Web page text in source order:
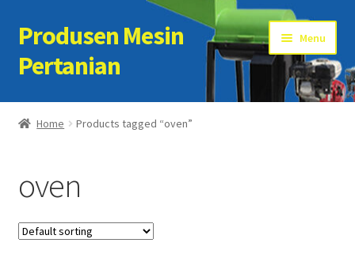
Skip
to
navigation
Skip
to
content
Produsen Mesin
Pertanian
Menu
Home
Cart
Checkout
Home Products tagged “oven”
oven